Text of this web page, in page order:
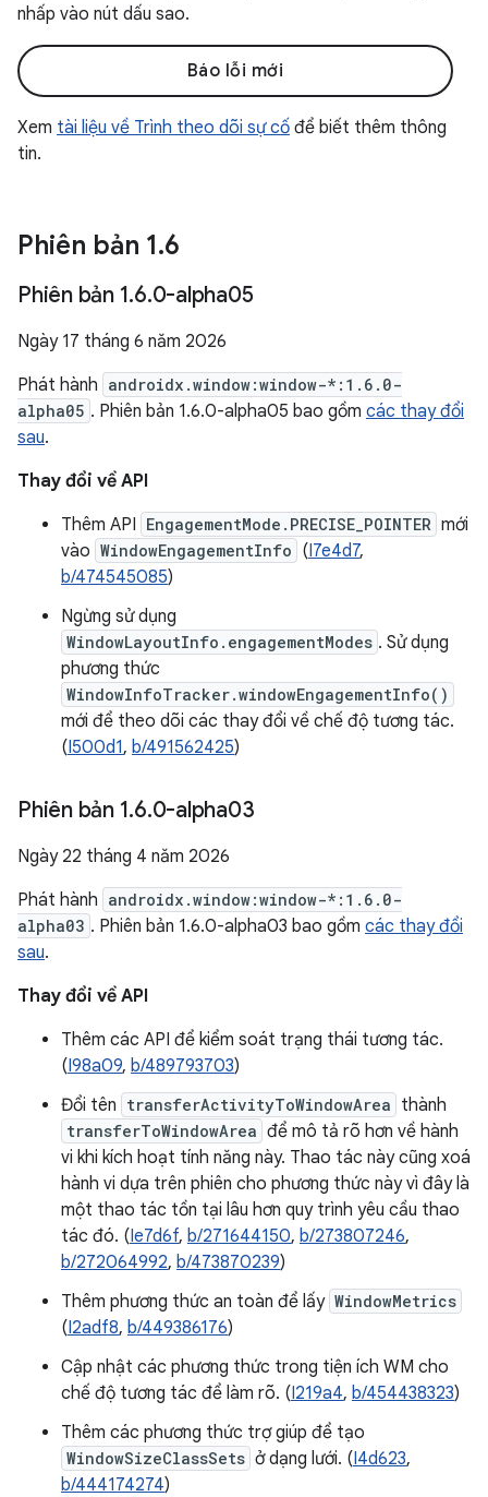
nhấp vào nút dấu sao.
Báo lỗi mới
Xem tài liệu về Trình theo dõi sự cố để biết thêm thông
tin.
Phiên bản 1.6
Phiên bản 1.6.0-alpha05
Ngày 17 tháng 6 năm 2026
Phát hành androidx.window:window-*:1.6.0-
alpha05 . Phiên bản 1.6.0-alpha05 bao gồm các thay đổi
sau.
Thay đổi về API
Thêm API EngagementMode.PRECISE_POINTER mới
vào WindowEngagementInfo (I7e4d7,
b/474545085)
Ngừng sử dụng
WindowLayoutInfo.engagementModes . Sử dụng
phương thức
WindowInfoTracker.windowEngagementInfo()
mới để theo dõi các thay đổi về chế độ tương tác.
(I500d1, b/491562425)
Phiên bản 1.6.0-alpha03
Ngày 22 tháng 4 năm 2026
Phát hành androidx.window:window-*:1.6.0-
alpha03 . Phiên bản 1.6.0-alpha03 bao gồm các thay đổi
sau.
Thay đổi về API
Thêm các API để kiểm soát trạng thái tương tác.
(I98a09, b/489793703)
Đổi tên transferActivityToWindowArea thành
transferToWindowArea để mô tả rõ hơn về hành
vi khi kích hoạt tính năng này. Thao tác này cũng xoá
hành vi dựa trên phiên cho phương thức này vì đây là
một thao tác tồn tại lâu hơn quy trình yêu cầu thao
tác đó. (Ie7d6f, b/271644150, b/273807246,
b/272064992, b/473870239)
Thêm phương thức an toàn để lấy WindowMetrics
(I2adf8, b/449386176)
Cập nhật các phương thức trong tiện ích WM cho
chế độ tương tác để làm rõ. (I219a4, b/454438323)
Thêm các phương thức trợ giúp để tạo
WindowSizeClassSets ở dạng lưới. (I4d623,
b/444174274)